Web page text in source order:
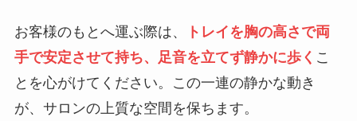
お客様のもとへ運ぶ際は、
トレイを胸の高さで両
手で安定させて持ち、足音を立てず静かに歩く こ
とを心がけてください。この一連の静かな動き
が、サロンの上質な空間を保ちます。